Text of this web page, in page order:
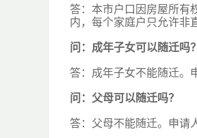
答：本市户口因房屋所有
内，每个家庭户只允许非
问： 成年子女可以随迁吗
答：成年子女不能随迁。
问： 父母可以随迁吗？
答：父母不能随迁。申请